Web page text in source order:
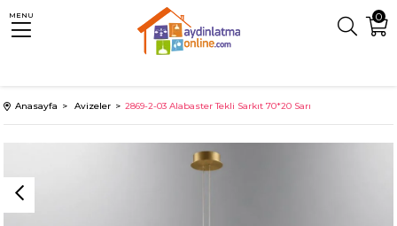
0
MENU
Anasayfa Avizeler 2869-2-03 Alabaster Tekli Sarkıt 70*20 Sarı